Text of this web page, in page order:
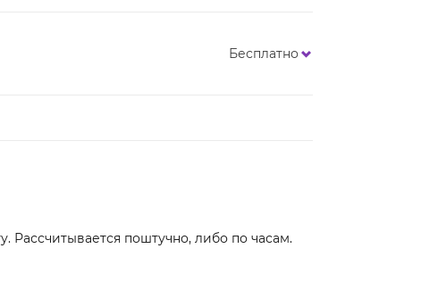
Бесплатно
Рассчитывается поштучно, либо по часам.